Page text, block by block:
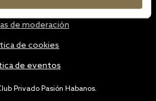
Privado Pasión Habanos.
de moderación
de cookies
de eventos